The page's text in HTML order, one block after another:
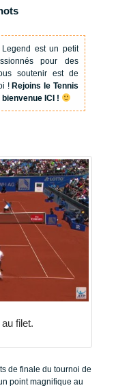
Legend est un petit
pour des
soutenir est de
!Rejoins le Tennis
ICI !
filet.
de finale du tournoi de
point magnifique au